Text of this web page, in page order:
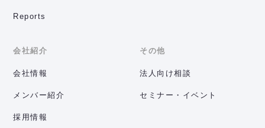
Reports
会社紹介
会社情報
メンバー紹介
採用情報
その他
法人向け相談
セミナー・イベント